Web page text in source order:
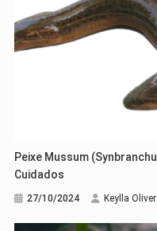
Peixe Mussum (Synbranchus marmoratus): Características e
Cuidados
27/10/2024 Keylla Oliver